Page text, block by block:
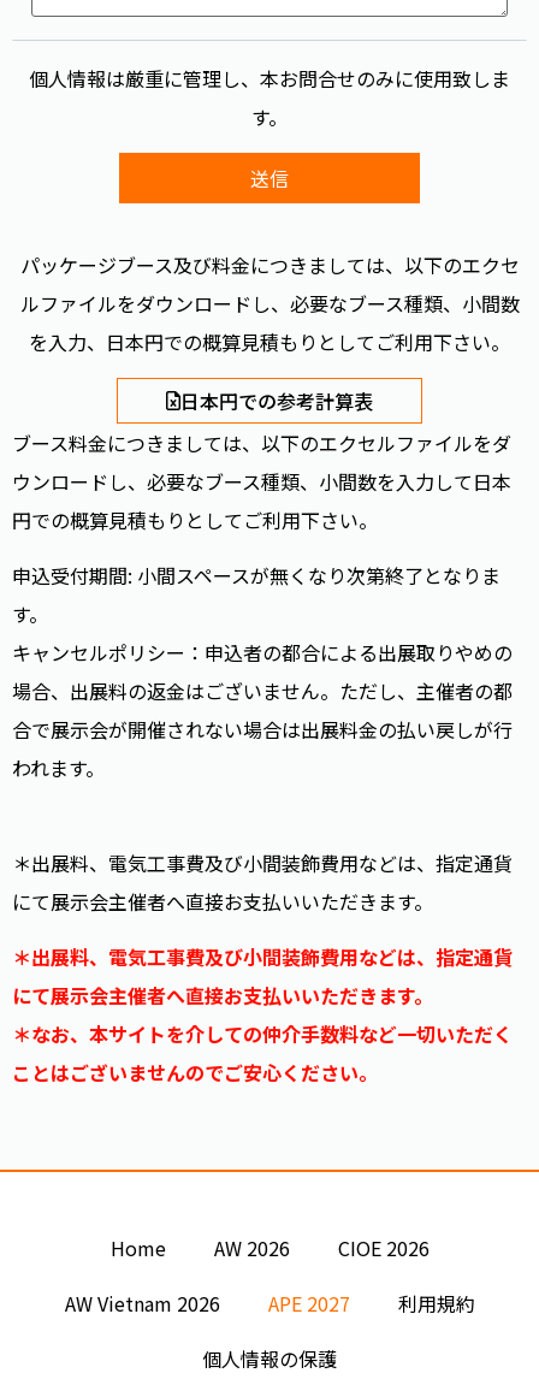
個人情報は厳重に管理し、本お問合せのみに使用致しま
す。
パッケージブース及び料金につきましては、以下のエクセ
ルファイルをダウンロードし、必要なブース種類、小間数
を入力、日本円での概算見積もりとしてご利用下さい。
日本円での参考計算表
ブース料金につきましては、以下のエクセルファイルをダ
ウンロードし、必要なブース種類、小間数を入力して日本
円での概算見積もりとしてご利用下さい。
申込受付期間: 小間スペースが無くなり次第終了となりま
す。
キャンセルポリシー：申込者の都合による出展取りやめの
場合、出展料の返金はございません。ただし、主催者の都
合で展示会が開催されない場合は出展料金の払い戻しが行
われます。
＊出展料、電気工事費及び小間装飾費用などは、指定通貨
にて展示会主催者へ直接お支払いいただきます。
＊出展料、電気工事費及び小間装飾費用などは、指定通貨
にて展示会主催者へ直接お支払いいただきます。
＊なお、本サイトを介しての仲介手数料など一切いただく
ことはございませんのでご安心ください。
Home AW 2026
CIOE 2026
AW Vietnam 2026
APE 2027
利用規約
個人情報の保護